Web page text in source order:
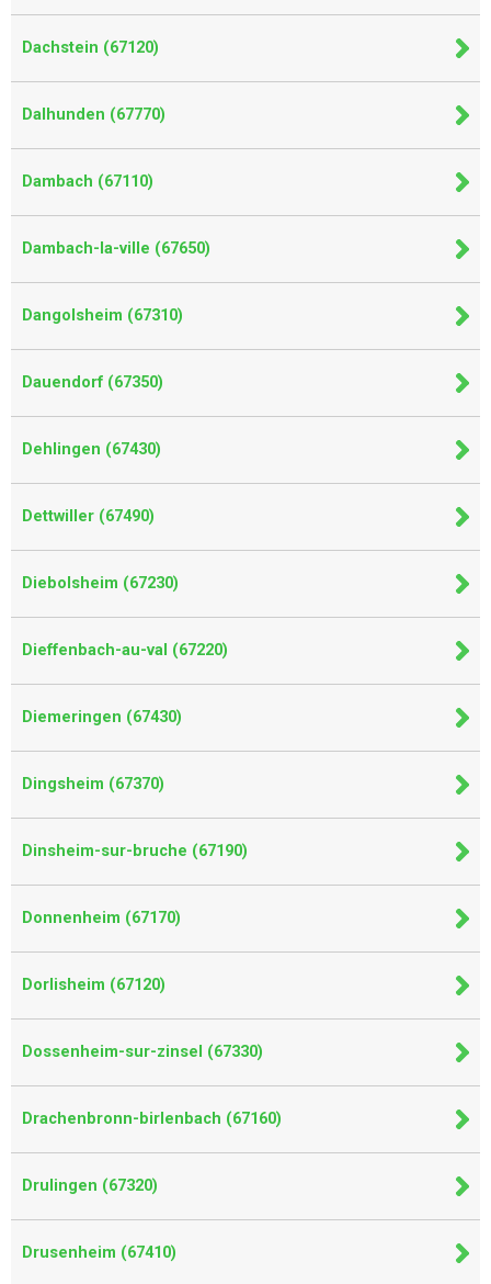
Dachstein (67120)
Dalhunden (67770)
Dambach (67110)
Dambach-la-ville (67650)
Dangolsheim (67310)
Dauendorf (67350)
Dehlingen (67430)
Dettwiller (67490)
Diebolsheim (67230)
Dieffenbach-au-val (67220)
Diemeringen (67430)
Dingsheim (67370)
Dinsheim-sur-bruche (67190)
Donnenheim (67170)
Dorlisheim (67120)
Dossenheim-sur-zinsel (67330)
Drachenbronn-birlenbach (67160)
Drulingen (67320)
Drusenheim (67410)